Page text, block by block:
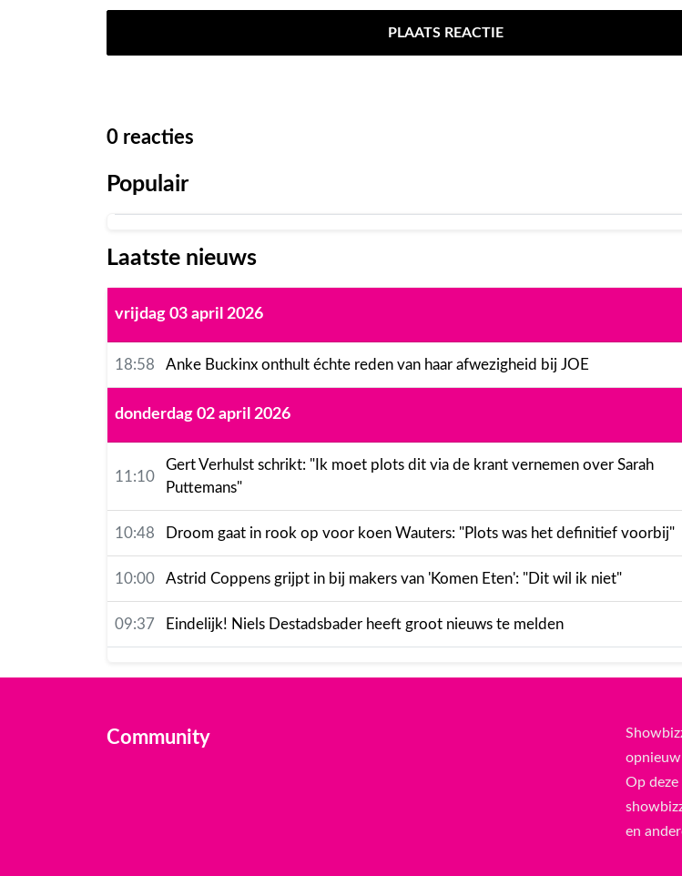
PLAATS REACTIE
0 reacties
Populair
Laatste nieuws
vrijdag 03 april 2026
18:58 Anke Buckinx onthult échte reden van haar afwezigheid bij JOE
donderdag 02 april 2026
11:10
Gert Verhulst schrikt: "Ik moet plots dit via de krant vernemen over Sarah
Puttemans"
10:48 Droom gaat in rook op voor koen Wauters: "Plots was het definitief voorbij"
10:00 Astrid Coppens grijpt in bij makers van 'Komen Eten': "Dit wil ik niet"
09:37 Eindelijk! Niels Destadsbader heeft groot nieuws te melden
Community
Op
en